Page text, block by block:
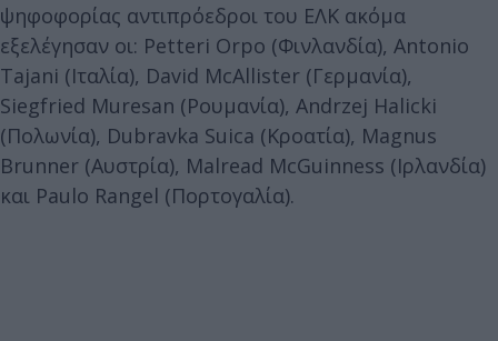
ψηφοφορίας αντιπρόεδροι του ΕΛΚ ακόμα
εξελέγησαν οι: Petteri Orpo (Φινλανδία), Antonio
Tajani (Ιταλία), David McAllister (Γερμανία),
Siegfried Muresan (Ρουμανία), Andrzej Halicki
(Πολωνία), Dubravka Suica (Κροατία), Magnus
Brunner (Αυστρία), Malread McGuinness (Ιρλανδία)
και Paulo Rangel (Πορτογαλία).